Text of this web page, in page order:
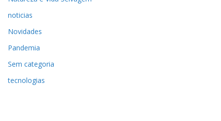
noticias
Novidades
Pandemia
Sem categoria
tecnologias